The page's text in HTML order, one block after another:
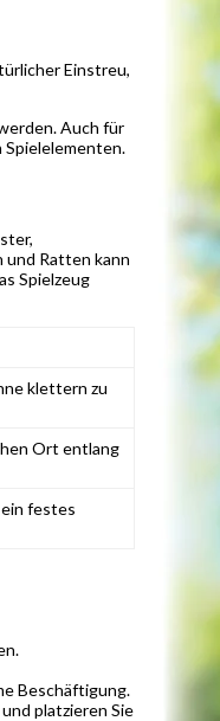
Einstreu,
Auch für
Spielelementen.
Ratten kann
Spielzeug
klettern zu
Ort entlang
festes
Beschäftigung.
platzieren Sie